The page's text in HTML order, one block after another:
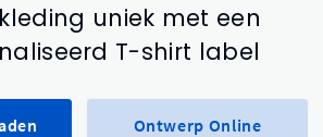
uniek met een
T-shirt label
Ontwerp Online